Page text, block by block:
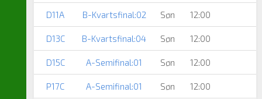
D11A B-Kvartsfinal:02 Søn 12:00
D13C B-Kvartsfinal:04 Søn 12:00
D15C A-Semifinal:01 Søn 12:00
P17C A-Semifinal:01 Søn 12:00